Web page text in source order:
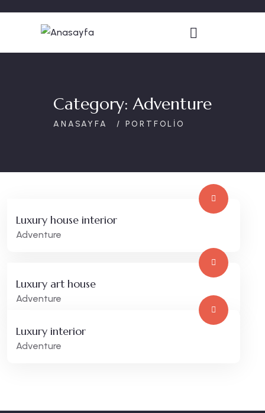
Category:Adventure
PORTFOLIO
Luxury house interior
Adventure
Luxury art house
Adventure
Luxury interior
Adventure